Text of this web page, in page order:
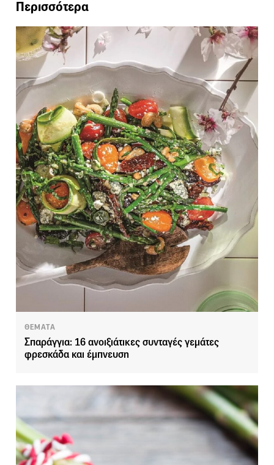
Περισσότερα
ΘΕΜΑΤΑ
Σπαράγγια: 16 ανοιξιάτικες συνταγές γεμάτες
φρεσκάδα και έμπνευση